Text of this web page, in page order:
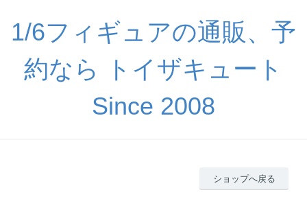
1/6フィギュアの通販、予
約なら トイザキュート
Since 2008
ショップへ戻る